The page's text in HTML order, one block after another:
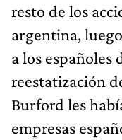
resto de los
argentina,
a los españoles
reestatización
Burford les
empresas